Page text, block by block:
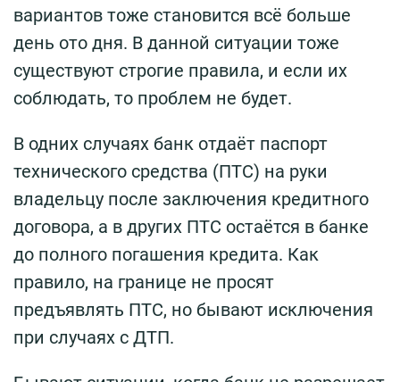
вариантов тоже становится всё больше
день ото дня. В данной ситуации тоже
существуют строгие правила, и если их
соблюдать, то проблем не будет.
В одних случаях банк отдаёт паспорт
технического средства (ПТС) на руки
владельцу после заключения кредитного
договора, а в других ПТС остаётся в банке
до полного погашения кредита. Как
правило, на границе не просят
предъявлять ПТС, но бывают исключения
при случаях с ДТП.